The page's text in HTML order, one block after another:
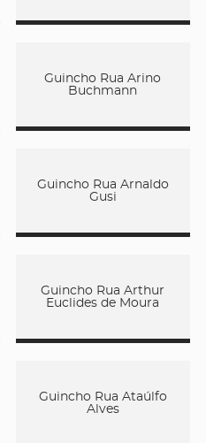
Guincho Rua Arino
Buchmann
Guincho Rua Arnaldo
Gusi
Guincho Rua Arthur
Euclides de Moura
Guincho Rua Ataúlfo
Alves